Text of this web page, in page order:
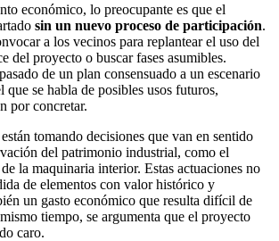
económico, lo preocupante es que el
sin un nuevo proceso de participación.
a los vecinos para replantear el uso del
del proyecto o buscar fases asumibles.
de un plan consensuado a un escenario
se habla de posibles usos futuros,
por concretar.
tomando decisiones que van en sentido
del patrimonio industrial, como el
la maquinaria interior. Estas actuaciones no
de elementos con valor histórico y
un gasto económico que resulta difícil de
tiempo, se argumenta que el proyecto
caro.